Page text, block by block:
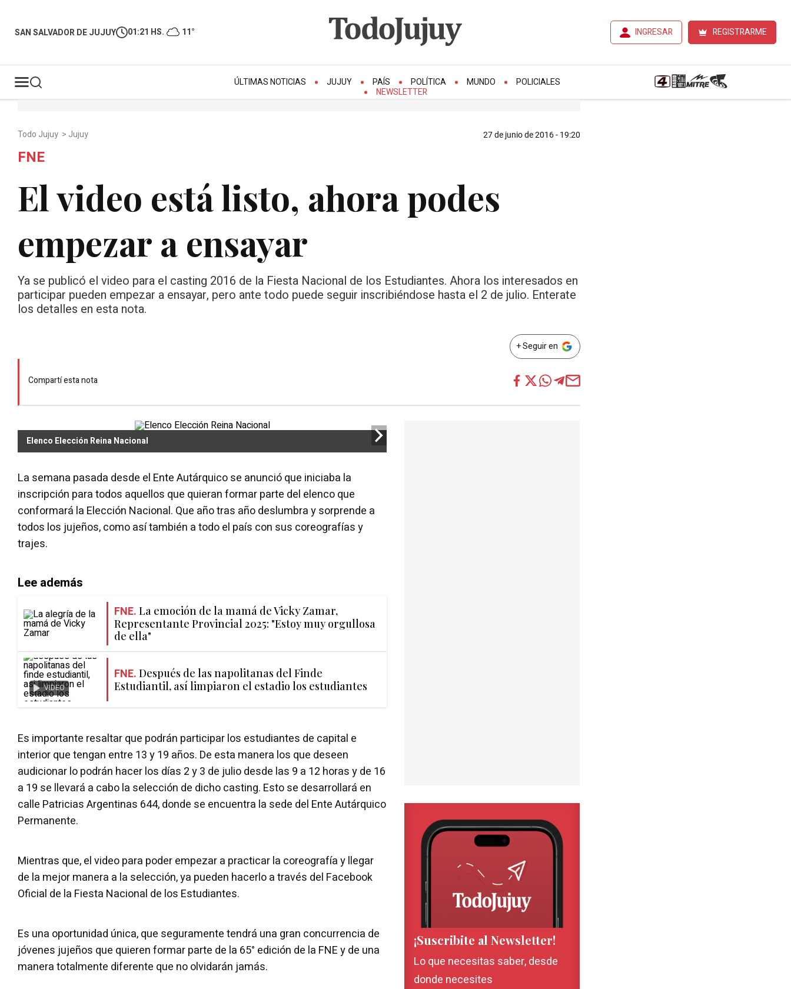
SAN SALVADOR DE JUJUY 01:21 HS. 11° INGRESAR REGISTRARME
ÚLTIMAS NOTICIAS JUJUY PAÍS POLÍTICA MUNDO
POLICIALES
NEWSLETTER
Todo Jujuy > Jujuy 27 de junio de 2016 - 19:20
FNE
El video está listo, ahora podes
empezar a ensayar
Ya se publicó el video para el casting 2016 de la Fiesta Nacional de los Estudiantes. Ahora los interesados en
participar pueden empezar a ensayar, pero ante todo puede seguir inscribiéndose hasta el 2 de julio. Enterate
los detalles en esta nota.
+ Seguir en
Compartí esta nota
Elenco Elección Reina Nacional
La semana pasada desde el Ente Autárquico se anunció que iniciaba la
inscripción para todos aquellos que quieran formar parte del elenco que
conformará la Elección Nacional. Que año tras año deslumbra y sorprende a
todos los jujeños, como así también a todo el país con sus coreografías y
trajes.
Lee además
FNE. La emoción de la mamá de Vicky Zamar,
Representante Provincial 2025: "Estoy muy orgullosa
de ella"
VIDEO
FNE. Después de las napolitanas del Finde
Estudiantil, así limpiaron el estadio los estudiantes
Es importante resaltar que podrán participar los estudiantes de capital e
interior que tengan entre 13 y 19 años. De esta manera los que deseen
audicionar lo podrán hacer los días 2 y 3 de julio desde las 9 a 12 horas y de 16
a 19 se llevará a cabo la selección de dicho casting. Esto se desarrollará en
calle Patricias Argentinas 644, donde se encuentra la sede del Ente Autárquico
Permanente.
Mientras que, el video para poder empezar a practicar la coreografía y llegar
de la mejor manera a la selección, ya pueden hacerlo a través del Facebook
Oficial de la Fiesta Nacional de los Estudiantes.
Es una oportunidad única, que seguramente tendrá una gran concurrencia de
jóvenes jujeños que quieren formar parte de la 65° edición de la FNE y de una
manera totalmente diferente que no olvidarán jamás.
¡Suscribite al Newsletter!
Lo que necesitas saber, desde
donde necesites